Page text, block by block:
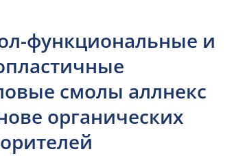
функциональные и
смолы аллнекс
органических